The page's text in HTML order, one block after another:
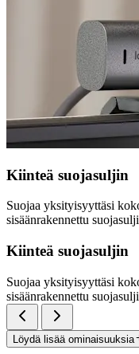
Kiinteä suojasuljin
Suojaa yksityisyyttäsi
sisäänrakennettu
Kiinteä suojasuljin
Suojaa yksityisyyttäsi
sisäänrakennettu
Löydä lisää ominaisuuksia